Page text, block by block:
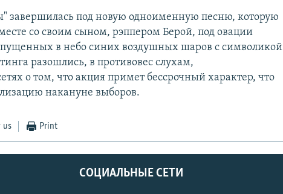
завершилась под новую одноименную песню, которую
со своим сыном, рэппером Берой, под овации
в небо синих воздушных шаров с символикой
разошлись, в противовес слухам,
о том, что акция примет бессрочный характер, что
накануне выборов.
us Print
СОЦИАЛЬНЫЕ СЕТИ